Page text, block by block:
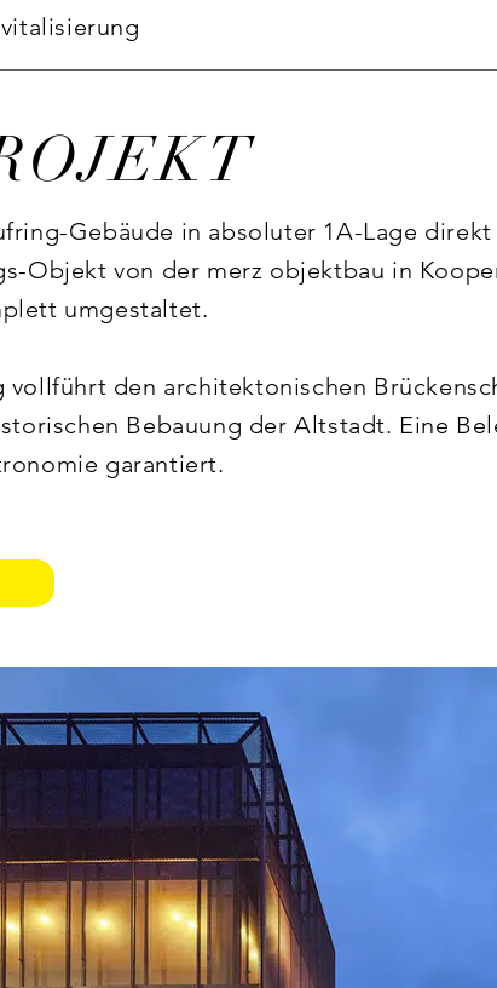
Gebäude in absoluter 1A-Lage
Objekt von der merz objektbau in
umgestaltet.
den architektonischen
Bebauung der Altstadt. Eine
garantiert.
Aalens Marktplatz hat seit der
Aalen von der Architektenkammer
Ostalbkreis" ausgezeichnet.